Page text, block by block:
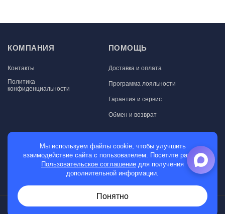
КОМПАНИЯ
Контакты
Политика
конфиденциальности
ПОМОЩЬ
Доставка и оплата
Программа лояльности
Гарантия и сервис
Обмен и возврат
МАГАЗИН
Мужские часы
Мы используем файлы cookie, чтобы улучшить
взаимодействие сайта с пользователем. Посетите раздел
Пользовательское соглашение для получения
дополнительной информации.
Понятно